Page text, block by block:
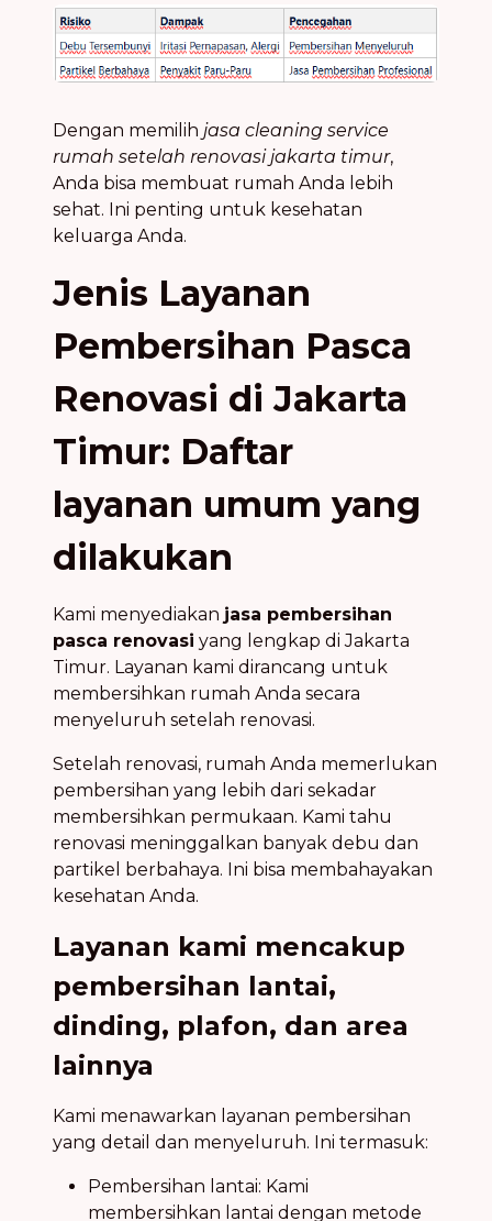
Dengan memilih jasa cleaning service
rumah setelah renovasi jakarta timur,
Anda bisa membuat rumah Anda lebih
sehat. Ini penting untuk kesehatan
keluarga Anda.
Jenis Layanan
Pembersihan Pasca
Renovasi di Jakarta
Timur: Daftar
layanan umum yang
dilakukan
Kami menyediakan jasa pembersihan
pasca renovasi yang lengkap di Jakarta
Timur. Layanan kami dirancang untuk
membersihkan rumah Anda secara
menyeluruh setelah renovasi.
Setelah renovasi, rumah Anda memerlukan
pembersihan yang lebih dari sekadar
membersihkan permukaan. Kami tahu
renovasi meninggalkan banyak debu dan
partikel berbahaya. Ini bisa membahayakan
kesehatan Anda.
Layanan kami mencakup
pembersihan lantai,
dinding, plafon, dan area
lainnya
Kami menawarkan layanan pembersihan
yang detail dan menyeluruh. Ini termasuk:
Pembersihan lantai: Kami
membersihkan lantai dengan metode